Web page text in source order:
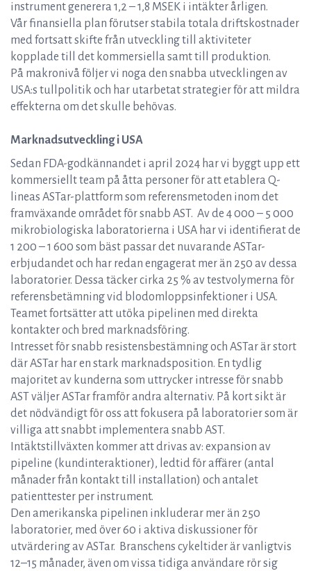
instrument generera 1,2 – 1,8 MSEK i intäkter årligen.
Vår finansiella plan förutser stabila totala driftskostnader
med fortsatt skifte från utveckling till aktiviteter
kopplade till det kommersiella samt till produktion.
På makronivå följer vi noga den snabba utvecklingen av
USA:s tullpolitik och har utarbetat strategier för att mildra
effekterna om det skulle behövas.
Marknadsutveckling i USA
Sedan FDA-godkännandet i april 2024 har vi byggt upp ett
kommersiellt team på åtta personer för att etablera Q-
lineas ASTar-plattform som referensmetoden inom det
framväxande området för snabb AST. Av de 4 000 – 5 000
mikrobiologiska laboratorierna i USA har vi identifierat de
1 200 – 1 600 som bäst passar det nuvarande ASTar-
erbjudandet och har redan engagerat mer än 250 av dessa
laboratorier. Dessa täcker cirka 25 % av testvolymerna för
referensbetämning vid blodomloppsinfektioner i USA.
Teamet fortsätter att utöka pipelinen med direkta
kontakter och bred marknadsföring.
Intresset för snabb resistensbestämning och ASTar är stort
där ASTar har en stark marknadsposition. En tydlig
majoritet av kunderna som uttrycker intresse för snabb
AST väljer ASTar framför andra alternativ. På kort sikt är
det nödvändigt för oss att fokusera på laboratorier som är
villiga att snabbt implementera snabb AST.
Intäktstillväxten kommer att drivas av: expansion av
pipeline (kundinteraktioner), ledtid för affärer (antal
månader från kontakt till installation) och antalet
patienttester per instrument.
Den amerikanska pipelinen inkluderar mer än 250
laboratorier, med över 60 i aktiva diskussioner för
utvärdering av ASTar. Branschens cykeltider är vanligtvis
12–15 månader, även om vissa tidiga användare rör sig